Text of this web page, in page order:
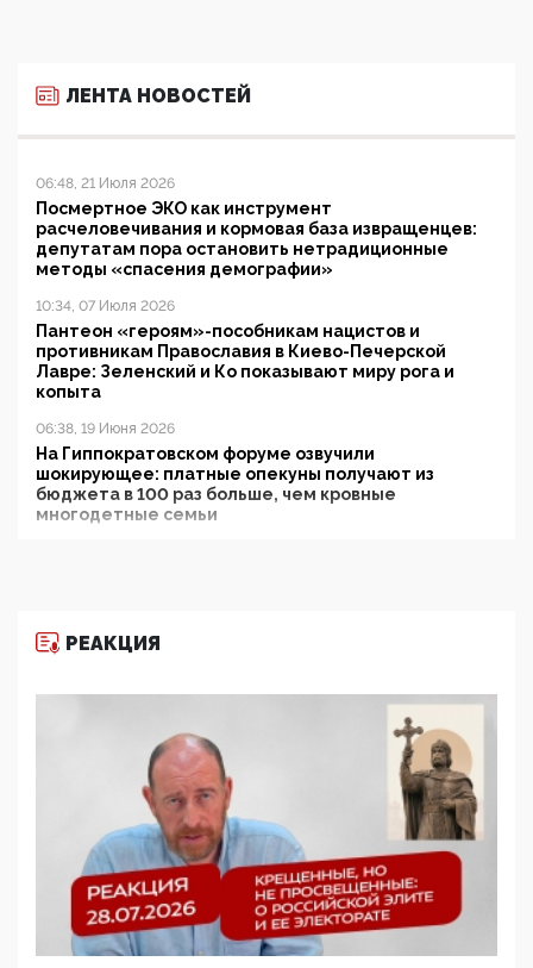
ЛЕНТА НОВОСТЕЙ
06:48, 21 Июля 2026
Посмертное ЭКО как инструмент
расчеловечивания и кормовая база извращенцев:
депутатам пора остановить нетрадиционные
методы «спасения демографии»
10:34, 07 Июля 2026
Пантеон «героям»-пособникам нацистов и
противникам Православия в Киево-Печерской
Лавре: Зеленский и Ко показывают миру рога и
копыта
06:38, 19 Июня 2026
На Гиппократовском форуме озвучили
шокирующее: платные опекуны получают из
бюджета в 100 раз больше, чем кровные
многодетные семьи
11:53, 09 Июня 2026
деятельность ИИТО ЮНЕСКО в России, но
цифроглобалисты продолжают определять
повестку в образовании
09:43, 01 Июня 2026
5G за счет здоровья граждан: Минцифры намерено
отобрать у регионов и муниципалитетов право
защищать жилые дома и социальные объекты от
05:58, 26 Мая 2026
Роскомнадзор освободили от борца с
деструктивным и опасным контентом
РЕАКЦИЯ